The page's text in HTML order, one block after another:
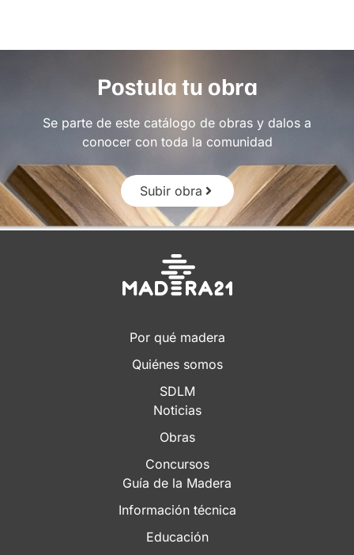
Postula tu obra
Se parte de este catálogo de obras y dalos a
conocer con toda la comunidad
Subir obra
Por qué madera
Quiénes somos
SDLM
Noticias
Obras
Concursos
Guía de la Madera
Información técnica
Educación